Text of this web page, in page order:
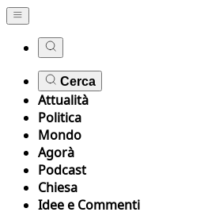
Cerca
Attualità
Politica
Mondo
Agorà
Podcast
Chiesa
Idee e Commenti